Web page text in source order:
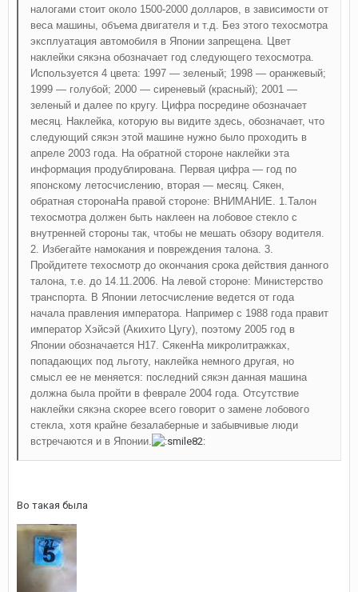
налогами стоит около 1500-2000 долларов, в зависимости от
веса машины, объема двигателя и т.д. Без этого техосмотра
эксплуатация автомобиля в Японии запрещена. Цвет
наклейки сякэна обозначает год следующего техосмотра.
Используется 4 цвета: 1997 — зеленый; 1998 — оранжевый;
1999 — голубой; 2000 — сиреневый (красный); 2001 —
зеленый и далее по кругу. Цифра посредине обозначает
месяц. Наклейка, которую вы видите здесь, обозначает, что
следующий сякэн этой машине нужно было проходить в
апреле 2003 года. На обратной стороне наклейки эта
информация продублирована. Первая цифра — год по
японскому летосчислению, вторая — месяц. Сякен,
обратная сторонаНа правой стороне: ВНИМАНИЕ. 1.Талон
техосмотра должен быть наклеен на лобовое стекло с
внутренней стороны так, чтобы не мешать обзору водителя.
2. Избегайте намокания и повреждения талона. 3.
Пройдитете техосмотр до окончания срока действия данного
талона, т.е. до 14.11.2006. На левой стороне: Министерство
транспорта. В Японии летосчисление ведется от года
начала правления императора. Например с 1988 года правит
император Хэйсэй (Акихито Цугу), поэтому 2005 год в
Японии обозначается H17. СякенНа микролитражках,
попадающих под льготу, наклейка немного другая, но
смысл ее не меняется: последний сякэн данная машина
должна была пройти в феврале 2004 года. Отсутствие
наклейки сякэна скорее всего говорит о замене лобового
стекла, хотя крайне безалаберные и забывчивые люди
встречаются и в Японии.
Во такая была